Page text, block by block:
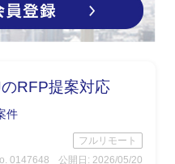
RFP提案対応
件
フルリモート
0147648
公開日: 2026/05/20